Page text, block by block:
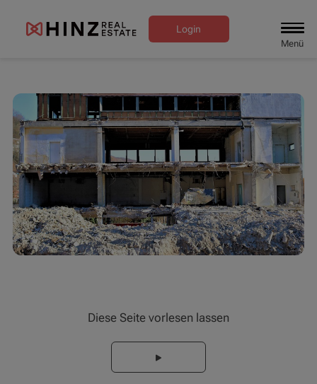
Login
Diese Seite vorlesen lassen